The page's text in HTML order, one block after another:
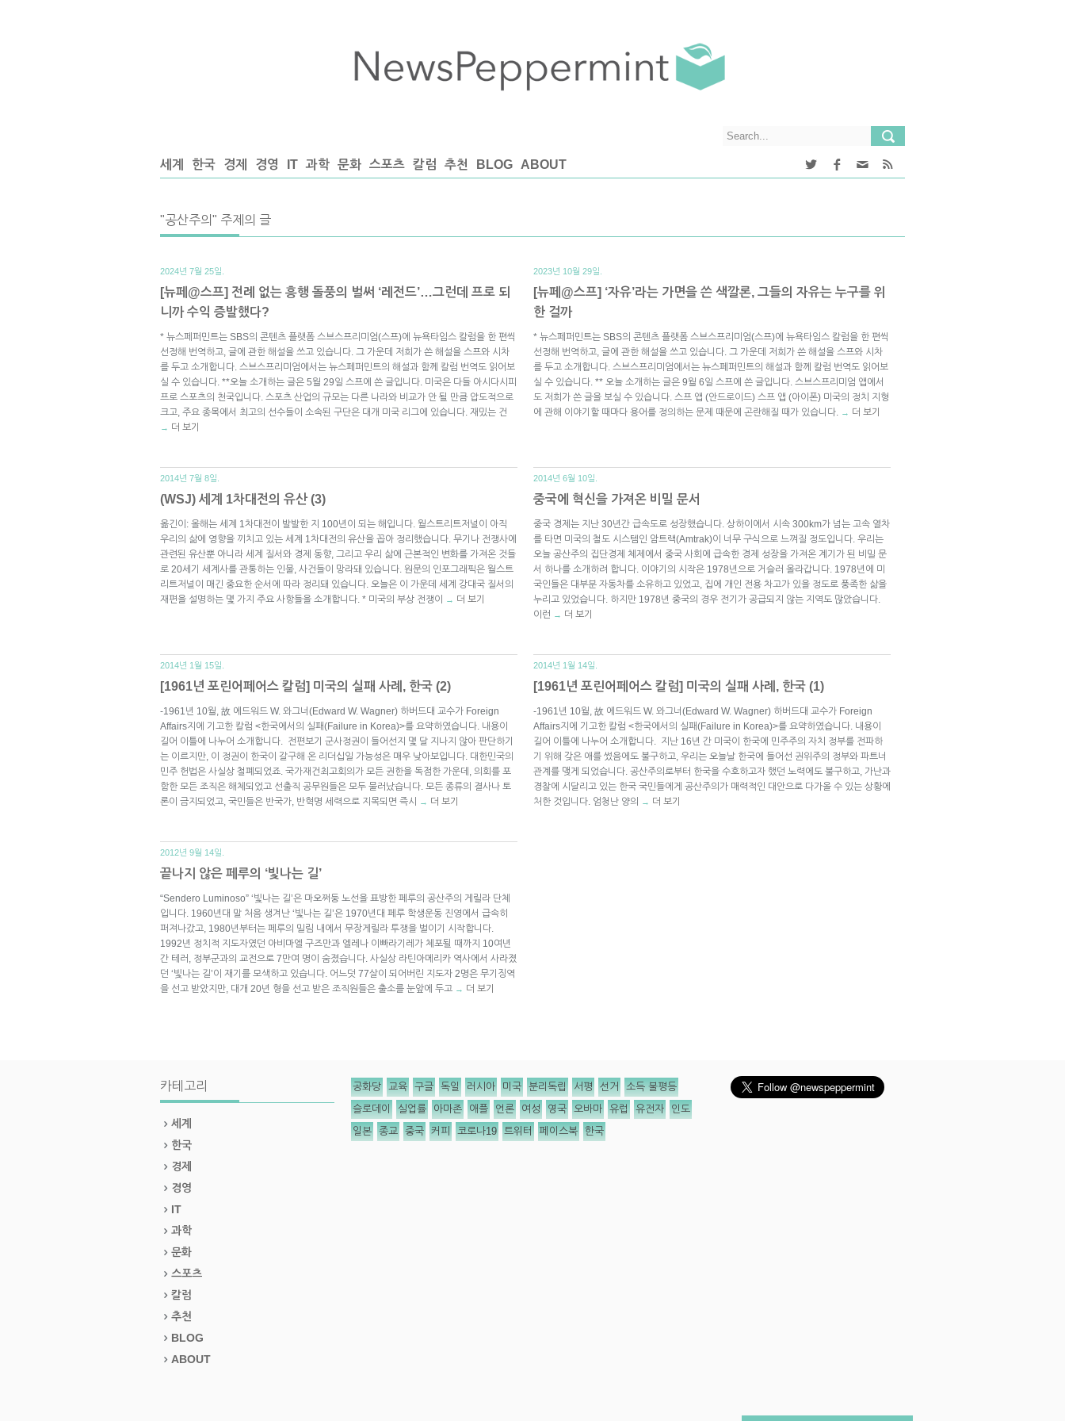
세계 한국 경제 경영 IT 과학 문화 스포츠 칼럼 추천 BLOG ABOUT
"공산주의" 주제의 글
2024년 7월 25일.
[뉴페@스프] 전례 없는 흥행 돌풍의 벌써 ‘레전드’…그런데 프로 되
니까 수익 증발했다?
* 뉴스페퍼민트는 SBS의 콘텐츠 플랫폼 스브스프리미엄(스프)에 뉴욕타임스 칼럼을 한 편씩
선정해 번역하고, 글에 관한 해설을 쓰고 있습니다. 그 가운데 저희가 쓴 해설을 스프와 시차
를 두고 소개합니다. 스브스프리미엄에서는 뉴스페퍼민트의 해설과 함께 칼럼 번역도 읽어보
실 수 있습니다. **오늘 소개하는 글은 5월 29일 스프에 쓴 글입니다. 미국은 다들 아시다시피
프로 스포츠의 천국입니다. 스포츠 산업의 규모는 다른 나라와 비교가 안 될 만큼 압도적으로
크고, 주요 종목에서 최고의 선수들이 소속된 구단은 대개 미국 리그에 있습니다. 재밌는 건
→ 더 보기
2023년 10월 29일.
[뉴페@스프] ‘자유’라는 가면을 쓴 색깔론, 그들의 자유는 누구를 위
한 걸까
* 뉴스페퍼민트는 SBS의 콘텐츠 플랫폼 스브스프리미엄(스프)에 뉴욕타임스 칼럼을 한 편씩
선정해 번역하고, 글에 관한 해설을 쓰고 있습니다. 그 가운데 저희가 쓴 해설을 스프와 시차
를 두고 소개합니다. 스브스프리미엄에서는 뉴스페퍼민트의 해설과 함께 칼럼 번역도 읽어보
실 수 있습니다. ** 오늘 소개하는 글은 9월 6일 스프에 쓴 글입니다. 스브스프리미엄 앱에서
도 저희가 쓴 글을 보실 수 있습니다. 스프 앱 (안드로이드) 스프 앱 (아이폰) 미국의 정치 지형
에 관해 이야기할 때마다 용어를 정의하는 문제 때문에 곤란해질 때가 있습니다. → 더 보기
2014년 7월 8일.
(WSJ) 세계 1차대전의 유산 (3)
옮긴이: 올해는 세계 1차대전이 발발한 지 100년이 되는 해입니다. 월스트리트저널이 아직
우리의 삶에 영향을 끼치고 있는 세계 1차대전의 유산을 꼽아 정리했습니다. 무기나 전쟁사에
관련된 유산뿐 아니라 세계 질서와 경제 동향, 그리고 우리 삶에 근본적인 변화를 가져온 것들
로 20세기 세계사를 관통하는 인물, 사건들이 망라돼 있습니다. 원문의 인포그래픽은 월스트
리트저널이 매긴 중요한 순서에 따라 정리돼 있습니다. 오늘은 이 가운데 세계 강대국 질서의
재편을 설명하는 몇 가지 주요 사항들을 소개합니다. * 미국의 부상 전쟁이
→ 더 보기
2014년 6월 10일.
중국에 혁신을 가져온 비밀 문서
중국 경제는 지난 30년간 급속도로 성장했습니다. 상하이에서 시속 300km가 넘는 고속 열차
를 타면 미국의 철도 시스템인 암트랙(Amtrak)이 너무 구식으로 느껴질 정도입니다. 우리는
오늘 공산주의 집단경제 체제에서 중국 사회에 급속한 경제 성장을 가져온 계기가 된 비밀 문
서 하나를 소개하려 합니다. 이야기의 시작은 1978년으로 거슬러 올라갑니다. 1978년에 미
국인들은 대부분 자동차를 소유하고 있었고, 집에 개인 전용 차고가 있을 정도로 풍족한 삶을
누리고 있었습니다. 하지만 1978년 중국의 경우 전기가 공급되지 않는 지역도 많았습니다.
이런 → 더 보기
2014년 1월 15일.
[1961년 포린어페어스 칼럼] 미국의 실패 사례, 한국 (2)
-1961년 10월, 故 에드워드 W. 와그너(Edward W. Wagner) 하버드대 교수가 Foreign
Affairs지에 기고한 칼럼 <한국에서의 실패(Failure in Korea)>를 요약하였습니다. 내용이
길어 이틀에 나누어 소개합니다. 전편보기 군사정권이 들어선지 몇 달 지나지 않아 판단하기
는 이르지만, 이 정권이 한국이 갈구해 온 리더십일 가능성은 매우 낮아보입니다. 대한민국의
민주 헌법은 사실상 철폐되었죠. 국가재건최고회의가 모든 권한을 독점한 가운데, 의회를 포
함한 모든 조직은 해체되었고 선출직 공무원들은 모두 물러났습니다. 모든 종류의 결사나 토
론이 금지되었고, 국민들은 반국가, 반혁명 세력으로 지목되면 즉시
→ 더 보기
2014년 1월 14일.
[1961년 포린어페어스 칼럼] 미국의 실패 사례, 한국 (1)
-1961년 10월, 故 에드워드 W. 와그너(Edward W. Wagner) 하버드대 교수가 Foreign
Affairs지에 기고한 칼럼 <한국에서의 실패(Failure in Korea)>를 요약하였습니다. 내용이
길어 이틀에 나누어 소개합니다. 지난 16년 간 미국이 한국에 민주주의 자치 정부를 전파하
기 위해 갖은 애를 썼음에도 불구하고, 우리는 오늘날 한국에 들어선 권위주의 정부와 파트너
관계를 맺게 되었습니다. 공산주의로부터 한국을 수호하고자 했던 노력에도 불구하고, 가난과
경찰에 시달리고 있는 한국 국민들에게 공산주의가 매력적인 대안으로 다가올 수 있는 상황에
처한 것입니다. 엄청난 양의
→ 더 보기
2012년 9월 14일.
끝나지 않은 페루의 ‘빛나는 길’
“Sendero Luminoso” ‘빛나는 길’은 마오쩌둥 노선을 표방한 페루의 공산주의 게릴라 단체
입니다. 1960년대 말 처음 생겨난 ‘빛나는 길’은 1970년대 페루 학생운동 진영에서 급속히
퍼져나갔고, 1980년부터는 페루의 밀림 내에서 무장게릴라 투쟁을 벌이기 시작합니다.
1992년 정치적 지도자였던 아비마엘 구즈만과 엘레나 이빠라기레가 체포될 때까지 10여년
간 테러, 정부군과의 교전으로 7만여 명이 숨졌습니다. 사실상 라틴아메리카 역사에서 사라졌
던 ‘빛나는 길’이 재기를 모색하고 있습니다. 어느덧 77살이 되어버린 지도자 2명은 무기징역
을 선고 받았지만, 대개 20년 형을 선고 받은 조직원들은 출소를 눈앞에 두고 → 더 보기
카테고리
세계
한국
경제
경영
IT
과학
문화
스포츠
칼럼
추천
BLOG
ABOUT
공화당 교육 구글 독일 러시아 미국 분리독립 서평 선거 소득 불평등
슬로데이 실업률 아마존 애플 언론 여성 영국 오바마 유럽 유전자 인도
일본 종교 중국 커피 코로나19 트위터 페이스북 한국